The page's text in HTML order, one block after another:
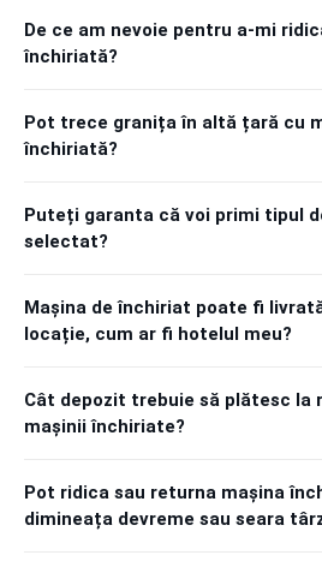
De ce am nevoie pentru a-mi
închiriată?
Pot trece granița în altă țară cu
închiriată?
Puteți garanta că voi primi tipul
selectat?
Mașina de închiriat poate fi
locație, cum ar fi hotelul meu?
Cât depozit trebuie să plătesc la
mașinii închiriate?
Pot ridica sau returna mașina
dimineața devreme sau seara